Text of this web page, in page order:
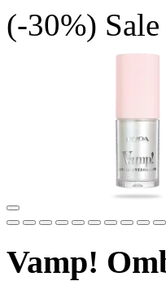
(-30%) Sale
Vamp!